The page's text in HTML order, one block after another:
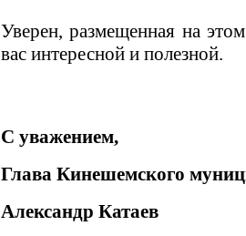
Уверен, размещенная на
вас интересной и полезной.
С уважением,
Глава Кинешемского
Александр Катаев